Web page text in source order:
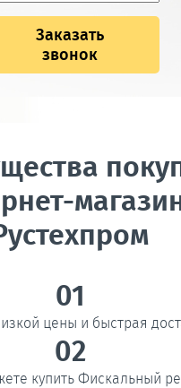
Заказать
звонок
01
цены и быстрая
02
купить Фискальный